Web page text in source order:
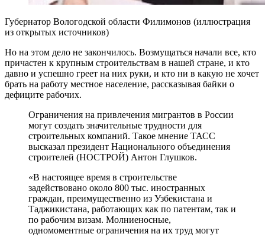
Губернатор Вологодской области Филимонов (иллюстрация
из открытых источников)
Но на этом дело не закончилось. Возмущаться начали все, кто
причастен к крупным строительствам в нашей стране, и кто
давно и успешно греет на них руки, и кто ни в какую не хочет
брать на работу местное население, рассказывая байки о
дефиците рабочих.
Ограничения на привлечения мигрантов в России
могут создать значительные трудности для
строительных компаний. Такое мнение ТАСС
высказал президент Национального объединения
строителей (НОСТРОЙ) Антон Глушков.
«В настоящее время в строительстве
задействовано около 800 тыс. иностранных
граждан, преимущественно из Узбекистана и
Таджикистана, работающих как по патентам, так и
по рабочим визам. Молниеносные,
одномоментные ограничения на их труд могут